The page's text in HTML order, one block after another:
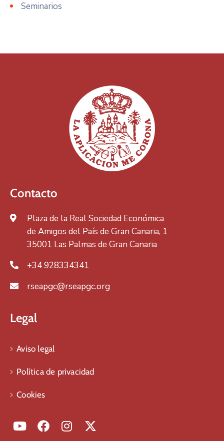
Seminarios
Contacto
Plaza de la Real Sociedad Económica
de Amigos del País de Gran Canaria, 1
35001 Las Palmas de Gran Canaria
+34 928334341
rseapgc@rseapgc.org
Legal
Aviso legal
Política de privacidad
Cookies